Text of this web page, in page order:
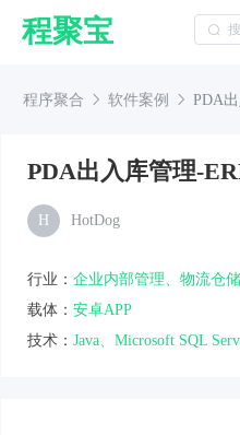
程聚宝
程序聚合 软件案例 PDA
PDA出入库管理-
H HotDog
行业： 企业内部管理、物流仓储
载体： 安卓APP
技术： Java、Microsoft SQL